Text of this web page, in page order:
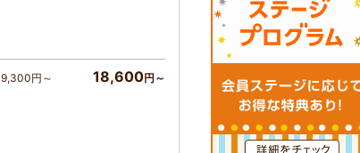
9,300円～ 18,600円～